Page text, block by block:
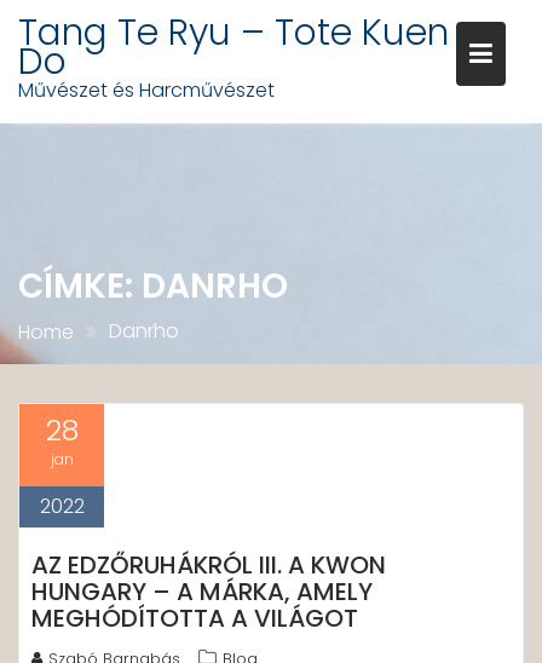
Tang Te Ryu – Tote Kuen
Do
Művészet és Harcművészet
CÍMKE: DANRHO
Home Danrho
28
jan
2022
AZ EDZŐRUHÁKRÓL III. A KWON
HUNGARY – A MÁRKA, AMELY
MEGHÓDÍTOTTA A VILÁGOT